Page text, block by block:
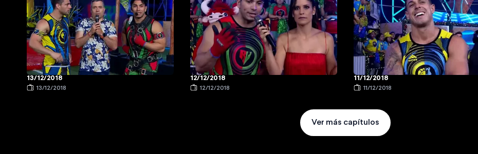
13/12/2018
13/12/2018
12/12/2018
12/12/2018
11/12/2018
11/12/2018
Ver más capítulos